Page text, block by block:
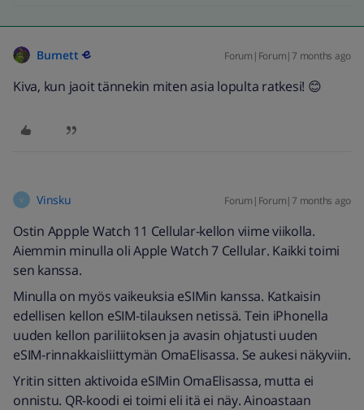
Burnett Forum|Forum|7 months ago
Kiva, kun jaoit tännekin miten asia lopulta ratkesi! 😊
V Vinsku Forum|Forum|7 months ago
Ostin Appple Watch 11 Cellular-kellon viime viikolla.
Aiemmin minulla oli Apple Watch 7 Cellular. Kaikki toimi
sen kanssa.
Minulla on myös vaikeuksia eSIMin kanssa. Katkaisin
edellisen kellon eSIM-tilauksen netissä. Tein iPhonella
uuden kellon pariliitoksen ja avasin ohjatusti uuden
eSIM-rinnakkaisliittymän OmaElisassa. Se aukesi näkyviin.
Yritin sitten aktivoida eSIMin OmaElisassa, mutta ei
onnistu. QR-koodi ei toimi eli itä ei näy. Ainoastaan